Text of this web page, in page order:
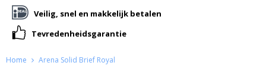
Veilig, snel en makkelijk betalen
Tevredenheidsgarantie
Home Arena Solid Brief Royal